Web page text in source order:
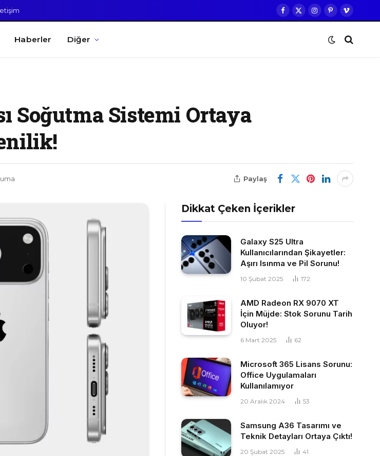
Facebook
X
Instagram
Pinterest
Vimeo
Haberler Diğer
Soğutma Sistemi Ortaya
Paylaş
Dikkat Çeken İçerikler
Galaxy S25 Ultra
Kullanıcılarından Şikayetler:
Aşırı Isınma ve Pil Sorunu!
10 Şubat 2025 172
AMD Radeon RX 9070 XT
İçin Müjde: Stok Sorunu Tarih
Oluyor!
6 Mart 2025 62
Microsoft 365 Lisans Sorunu:
Office Uygulamaları
Kullanılamıyor
20 Aralık 2024 53
Samsung A36 Tasarımı ve
Teknik Detayları Ortaya Çıktı!
20 Şubat 2025 41